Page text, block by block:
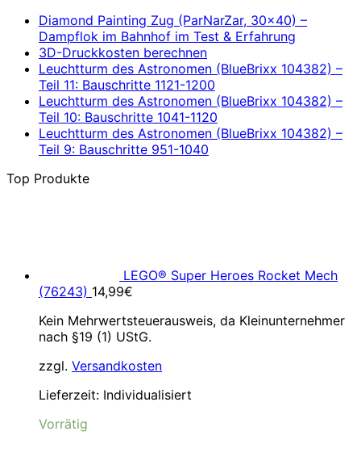
Diamond Painting Zug (ParNarZar, 30×40) –
Dampflok im Bahnhof im Test & Erfahrung
3D-Druckkosten berechnen
Leuchtturm des Astronomen (BlueBrixx 104382) –
Teil 11: Bauschritte 1121-1200
Leuchtturm des Astronomen (BlueBrixx 104382) –
Teil 10: Bauschritte 1041-1120
Leuchtturm des Astronomen (BlueBrixx 104382) –
Teil 9: Bauschritte 951-1040
Top Produkte
LEGO® Super Heroes Rocket Mech
(76243) 14,99€
Kein Mehrwertsteuerausweis, da Kleinunternehmer
nach §19 (1) UStG.
zzgl. Versandkosten
Lieferzeit: Individualisiert
Vorrätig